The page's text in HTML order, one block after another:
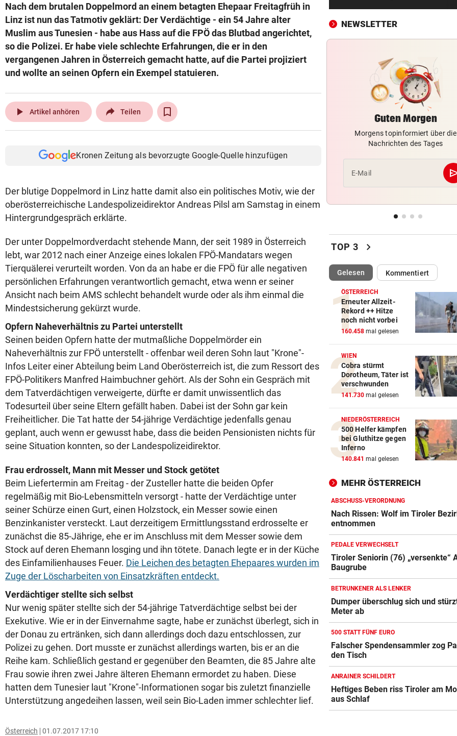
Nach dem brutalen Doppelmord an einem betagten Ehepaar Freitagfrüh in
Linz ist nun das Tatmotiv geklärt: Der Verdächtige - ein 54 Jahre alter
Muslim aus Tunesien - habe aus Hass auf die FPÖ das Blutbad angerichtet,
so die Polizei. Er habe viele schlechte Erfahrungen, die er in den
vergangenen Jahren in Österreich gemacht hatte, auf die Partei projiziert
und wollte an seinen Opfern ein Exempel statuieren.
play_arrow Artikel anhören Teilen
Kronen Zeitung als bevorzugte Google-Quelle hinzufügen
Der blutige Doppelmord in Linz hatte damit also ein politisches Motiv, wie der
oberösterreichische Landespolizeidirektor Andreas Pilsl am Samstag in einem
Hintergrundgespräch erklärte.
Der unter Doppelmordverdacht stehende Mann, der seit 1989 in Österreich
lebt, war 2012 nach einer Anzeige eines lokalen FPÖ-Mandatars wegen
Tierquälerei verurteilt worden. Von da an habe er die FPÖ für alle negativen
persönlichen Erfahrungen verantwortlich gemacht, etwa wenn er seiner
Ansicht nach beim AMS schlecht behandelt wurde oder als ihm einmal die
Mindestsicherung gekürzt wurde.
Opfern Naheverhältnis zu Partei unterstellt
Seinen beiden Opfern hatte der mutmaßliche Doppelmörder ein
Naheverhältnis zur FPÖ unterstellt - offenbar weil deren Sohn laut "Krone"-
Infos Leiter einer Abteilung beim Land Oberösterreich ist, die zum Ressort des
FPÖ-Politikers Manfred Haimbuchner gehört. Als der Sohn ein Gespräch mit
dem Tatverdächtigen verweigerte, dürfte er damit unwissentlich das
Todesurteil über seine Eltern gefällt haben. Dabei ist der Sohn gar kein
Freiheitlicher. Die Tat hatte der 54-jährige Verdächtige jedenfalls genau
geplant, auch wenn er gewusst habe, dass die beiden Pensionisten nichts für
seine Situation konnten, so der Landespolizeidirektor.
Frau erdrosselt, Mann mit Messer und Stock getötet
Beim Liefertermin am Freitag - der Zusteller hatte die beiden Opfer
regelmäßig mit Bio-Lebensmitteln versorgt - hatte der Verdächtige unter
seiner Schürze einen Gurt, einen Holzstock, ein Messer sowie einen
Benzinkanister versteckt. Laut derzeitigem Ermittlungsstand erdrosselte er
zunächst die 85-Jährige, ehe er im Anschluss mit dem Messer sowie dem
Stock auf deren Ehemann losging und ihn tötete. Danach legte er in der Küche
des Einfamilienhauses Feuer. Die Leichen des betagten Ehepaares wurden im
Zuge der Löscharbeiten von Einsatzkräften entdeckt.
Verdächtiger stellte sich selbst
Nur wenig später stellte sich der 54-jährige Tatverdächtige selbst bei der
Exekutive. Wie er in der Einvernahme sagte, habe er zunächst überlegt, sich in
der Donau zu ertränken, sich dann allerdings doch dazu entschlossen, zur
Polizei zu gehen. Dort musste er zunächst allerdings warten, bis er an die
Reihe kam. Schließlich gestand er gegenüber den Beamten, die 85 Jahre alte
Frau sowie ihren zwei Jahre älteren Ehemann ermordet zu haben. Diese
hatten dem Tunesier laut "Krone"-Informationen sogar bis zuletzt finanzielle
Unterstützung angedeihen lassen, weil sein Bio-Laden immer schlechter lief.
Österreich 01.07.2017 17:10
Jeder vierte
abwandern
DAS SAGT PALAST vor
um König Harald
„DESOLATE SITUATION“ vor
Sex-Massagen-Skandal:
Südkorea entschuldigt sich
STREIT GEHT WEITER vor
Richter aus Zug geworfen:
Anspruch auf Sitz“
vor
er recht hat …
„Salzburg war für mich die
Wahl“
WM-TEAMCHEF STINKSAUER
„Ratte“: Hat Cannavaro einen
Verräter im Team?
ARBEIT UND URLAUB vor
Steirische Ärztin tauschte
gegen „Traumschiff“
PEDALE VERWECHSELT vor
Tiroler Seniorin (76)
Auto in Baugrube
TRAINER ZARIC DEUTLICH
Trotz 3:1 gegen WSG bleibt
Altachern ein Problem
FÄHIGKEITEN BEDENKLICH vor
Sorge um Sicherheit: OpenAI
muss neue KI einhegen
BETRUNKENER ALS LENKER vor
Dumper überschlug sich und
stürzte 30 Meter ab
WARTEN AUF DEN SIEG? vor 3
GAK-Heimstart: „Qualität ist
ganz andere!“
NEWSLETTER
Guten Morgen
Morgens topinformiert über die
Nachrichten des Tages
E-Mail
TOP 3 chevron_right
Gelesen(ausgewählt)Kommentiert
ÖSTERREICH
Erneuter Allzeit-
Rekord ++ Hitze
noch nicht vorbei
160.458 mal gelesen
WIEN
Cobra stürmt
Dorotheum, Täter ist
verschwunden
141.730 mal gelesen
NIEDERÖSTERREICH
500 Helfer kämpfen
bei Gluthitze gegen
Inferno
140.841 mal gelesen
MEHR ÖSTERREICH
ABSCHUSS-VERORDNUNG
Nach Rissen: Wolf im Tiroler
entnommen
PEDALE VERWECHSELT
Tiroler Seniorin (76) „versenkte“
Baugrube
BETRUNKENER ALS LENKER
Dumper überschlug sich und
Meter ab
500 STATT FÜNF EURO
Falscher Spendensammler zog
den Tisch
ANRAINER SCHILDERT
Heftiges Beben riss Tiroler am
aus Schlaf